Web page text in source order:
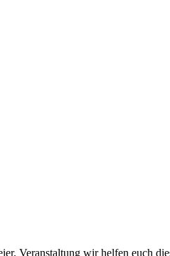
Veranstaltung wir helfen euch